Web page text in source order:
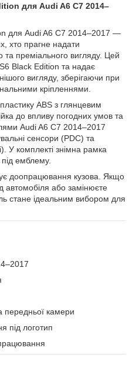
для Audi A6 C7 2014–
для Audi A6 C7 2014–2017 —
хто прагне надати
та преміального вигляду. Цей
Black Edition та надає
вигляду, зберігаючи при
кріпленнями.
ABS з глянцевим
до впливу погодних умов та
Audi A6 C7 2014–2017
сенсори (PDC) та
У комплекті знімна рамка
емблему.
доопрацювання кузова. Якщо
автомобіля або замінюєте
стане ідеальним вибором для
передньої камери
під логотип